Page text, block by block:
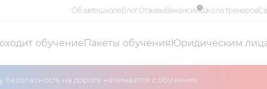
Об автошколеБлогОтзывыВакансии4Школа тренеров
обучениеПакеты обучения Юридическим
на дороге начинается с обучения